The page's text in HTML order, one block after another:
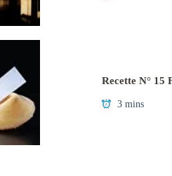
Recette N° 15
3 mins